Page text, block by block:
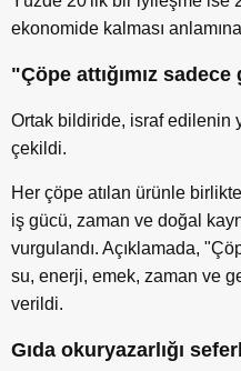
ekonomide kalması
"Çöpe attığımız sadece
Ortak bildiride, israf edilenin
çekildi.
Her çöpe atılan ürünle
iş gücü, zaman ve doğal
vurgulandı. Açıklamada,
su, enerji, emek, zaman ve
verildi.
Gıda okuryazarlığı